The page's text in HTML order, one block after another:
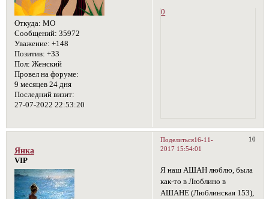
Откуда: МО
Сообщений: 35972
Уважение: +148
Позитив: +33
Пол: Женский
Провел на форуме:
9 месяцев 24 дня
Последний визит:
27-07-2022 22:53:20
0
Поделиться 10
16-11-
2017 15:54:01
Янка
VIP
Я наш АШАН люблю, была
как-то в Люблино в
АШАНЕ (Люблинская 153),